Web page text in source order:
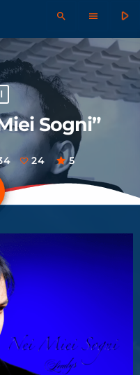
search menu play_arrow
Sogni”
24 5